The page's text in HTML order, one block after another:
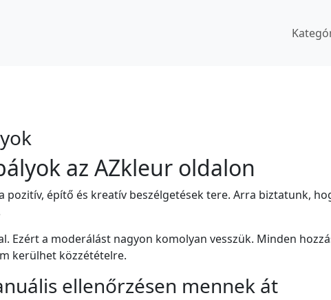
az AZkleur oldalon
pozitív, építő és kreatív beszélgetések tere. Arra biztatunk,
Ezért a moderálást nagyon komolyan vesszük. Minden
kerülhet közzétételre.
ellenőrzésen mennek át